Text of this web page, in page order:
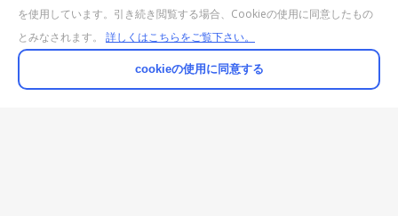
お問合せ・販売
法人お問合せについて
AOSストア
を使用しています。引き続き閲覧する場合、Cookieの使用に同意したもの
とみなされます。 詳しくはこちらをご覧下さい。
cookieの使用に同意する